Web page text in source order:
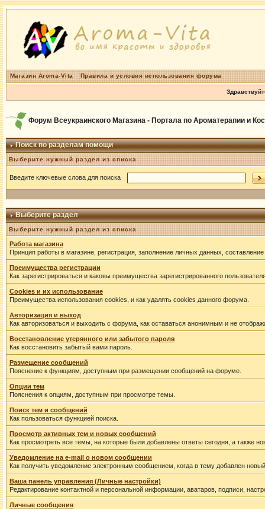
Магазин Aroma-Vita Правила и условия использования форума
Форум Всеукраинского Магазина - Портала по Ароматерапии и
Поиск по разделам помощи
Выберите нужный раздел из списка
Введите ключевые слова для поиска
Выберите раздел
Выберите нужный раздел из списка
Работа магазина
Принцип работы в магазине, регистрация, заполнение личных данных,
Преимущества регистрации
Как зарегистрироваться и каковы преимущества зарегистрированного
Cookies и их использование
Преимущества использования cookies, и как удалять cookies данного форума.
Авторизация и выход
Как авторизоваться и выходить с форума, как оставаться анонимным и не
Восстановление утерянного или забытого пароля
Как восстановить забытый вами пароль.
Размещение сообщений
Пояснение к функциям, доступным при размещении сообщений на форуме.
Опции тем
Пояснения к опциям, доступным при просмотре темы.
Поиск тем и сообщений
Как пользоваться функцией поиска.
Просмотр активных тем и новых сообщений
Как просмотреть все темы, на которые были добавлены ответы сегодня, а также
Уведомление на е-mail о новом сообщении
Как получить уведомление электронным сообщением, когда в тему добавлен новый
Ваша панель управления (Личные настройки)
Редактирование контактной и персональной информации, аватаров, подписи,
Личные сообщения